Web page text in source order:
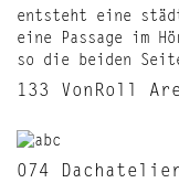
133 VonRoll
074